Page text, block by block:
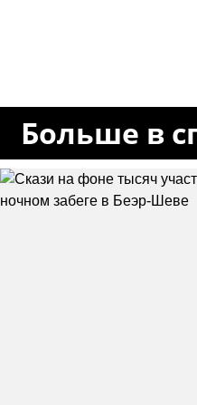
Больше в